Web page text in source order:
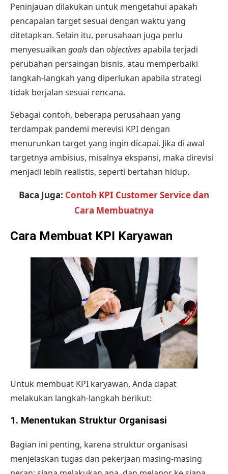
Peninjauan dilakukan untuk mengetahui apakah
pencapaian target sesuai dengan waktu yang
ditetapkan. Selain itu, perusahaan juga perlu
menyesuaikan goals dan objectivesapabila terjadi
perubahan persaingan bisnis, atau memperbaiki
langkah-langkah yang diperlukan apabila strategi
tidak berjalan sesuai rencana.
Sebagai contoh, beberapa perusahaan yang
terdampak pandemi merevisi KPI dengan
menurunkan target yang ingin dicapai. Jika di awal
targetnya ambisius, misalnya ekspansi, maka direvisi
menjadi lebih realistis, seperti bertahan hidup.
Baca Juga: Contoh KPI Customer Service dan
Cara Membuatnya
Cara Membuat KPI Karyawan
Untuk membuat KPI karyawan, Anda dapat
melakukan langkah-langkah berikut:
1. Menentukan Struktur Organisasi
Bagian ini penting, karena struktur organisasi
menjelaskan tugas dan pekerjaan masing-masing